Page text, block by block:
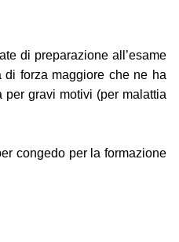
di preparazione all’esame
forza maggiore che ne ha
gravi motivi (per malattia
congedo per la formazione